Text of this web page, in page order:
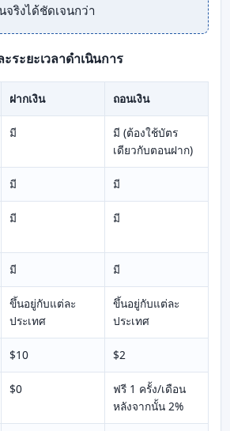
จริงได้ชัดเจนกว่า
ระยะเวลาดำเนินการ
ฝากเงิน ถอนเงิน
มี
มี (ต้องใช้บัตร
เดียวกับตอนฝาก)
มี มี
มี มี
มี มี
ขึ้นอยู่กับแต่ละ
ประเทศ
ขึ้นอยู่กับแต่ละ
ประเทศ
$10 $2
$0
ฟรี 1 ครั้ง/เดือน
หลังจากนั้น 2%